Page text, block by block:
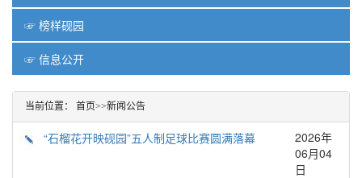
☞ 榜样砚园
☞ 信息公开
当前位置： 首页>>新闻公告
“石榴花开映砚园”五人制足球比赛圆满落幕
2026年
06月04
日